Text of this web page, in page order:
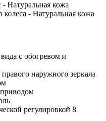
Натуральная кожа
колеса - Натуральная кожа
с обогревом и
наружного зеркала
регулировкой 8